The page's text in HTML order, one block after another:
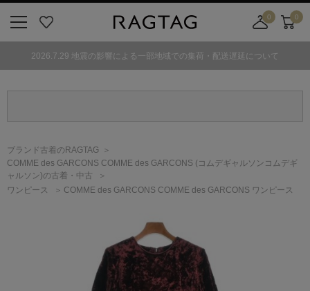
気
0
舗
カ
0
2026.7.29 地震の影響による一部地域での集荷・配送遅延について
ブランド古着のRAGTAG
COMME des GARCONS COMME des GARCONS (コムデギャルソンコムデギ
ャルソン)の古着・中古
ワンピース
COMME des GARCONS COMME des GARCONS ワンピース